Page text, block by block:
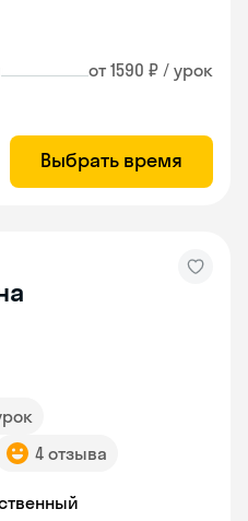
от 1590 ₽ / урок
Выбрать время
4 отзыва